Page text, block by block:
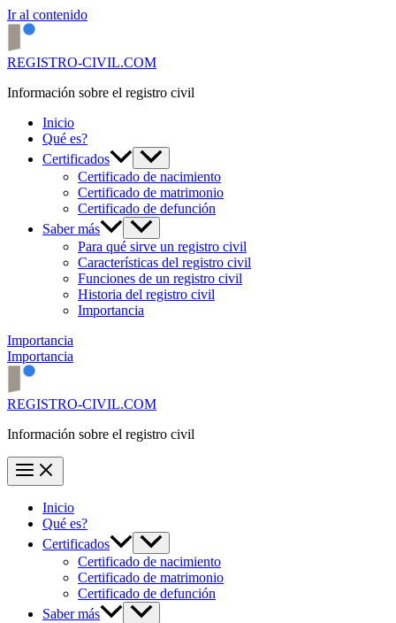
Ir al contenido
REGISTRO-CIVIL.COM
Información sobre el registro civil
Inicio
Qué es?
Certificados
Certificado de nacimiento
Certificado de matrimonio
Certificado de defunción
Saber más
Para qué sirve un registro civil
Características del registro civil
Funciones de un registro civil
Historia del registro civil
Importancia
Importancia
Importancia
REGISTRO-CIVIL.COM
Información sobre el registro civil
Inicio
Qué es?
Certificados
Certificado de nacimiento
Certificado de matrimonio
Certificado de defunción
Saber más